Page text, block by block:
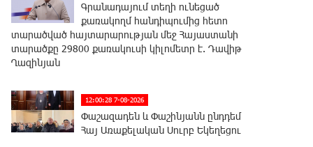
Գրանադայում տեղի ունեցած
քառակողմ հանդիպումից հետո
տարածված հայտարարության մեջ Հայաստանի
տարածքը 29800 քառակուսի կիլոմետր է. Դավիթ
Ղազինյան
12:00:28 7-08-2026
Փաշազադեն և Փաշինյանն ընդդեմ
Հայ Առաքելական Սուրբ Եկեղեցու